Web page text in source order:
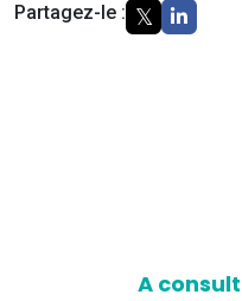
Partagez-le :
A